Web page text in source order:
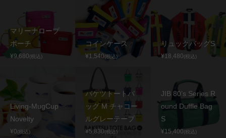
マリーナロープ
ポーチ
¥9,680(税込)
コインケース
¥1,540(税込)
リュックバッグS
¥18,480(税込)
Living-MugCup
Novelty
¥0(税込)
バケツトートバ
ッグ M チャコー
ルグレーテープ
¥5,830(税込)
JIB 80’s Series R
ound Duffle Bag
S
¥15,400(税込)